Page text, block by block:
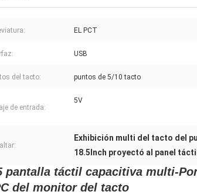
EL PCT
USB
del tacto: puntos de 5/10 tacto
de entrada:
5V
Exhibición multi del tacto del
18.5Inch proyectó al panel
pantalla táctil capacitiva multi-
del monitor del tacto